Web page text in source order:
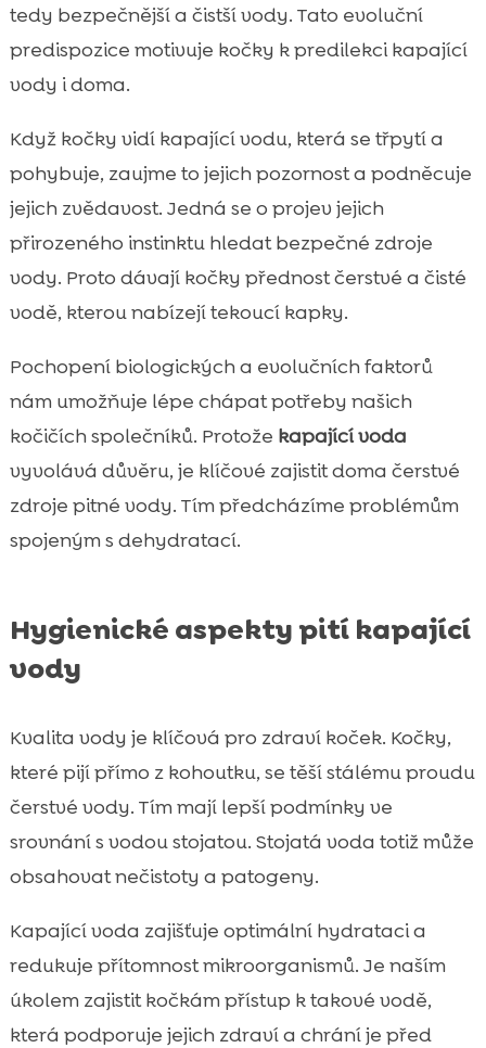
tedy bezpečnější a čistší vody. Tato evoluční
predispozice motivuje kočky k predilekci kapající
vody i doma.
Když kočky vidí kapající vodu, která se třpytí a
pohybuje, zaujme to jejich pozornost a podněcuje
jejich zvědavost. Jedná se o projev jejich
přirozeného instinktu hledat bezpečné zdroje
vody. Proto dávají kočky přednost čerstvé a čisté
vodě, kterou nabízejí tekoucí kapky.
Pochopení biologických a evolučních faktorů
nám umožňuje lépe chápat potřeby našich
kočičích společníků. Protože kapající voda
vyvolává důvěru, je klíčové zajistit doma čerstvé
zdroje pitné vody. Tím předcházíme problémům
spojeným s dehydratací.
Hygienické aspekty pití kapající
vody
Kvalita vody je klíčová pro zdraví koček. Kočky,
které pijí přímo z kohoutku, se těší stálému proudu
čerstvé vody. Tím mají lepší podmínky ve
srovnání s vodou stojatou. Stojatá voda totiž může
obsahovat nečistoty a patogeny.
Kapající voda zajišťuje optimální hydrataci a
redukuje přítomnost mikroorganismů. Je naším
úkolem zajistit kočkám přístup k takové vodě,
která podporuje jejich zdraví a chrání je před